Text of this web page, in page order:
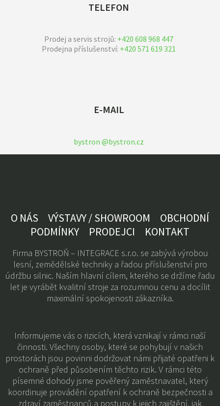
TELEFON
Prodej a servis strojů: +420 608 968 447
Prodejna příslušenství: +420 571 619 321
E-MAIL
bystron @bystron.cz
O NÁS VÝSTAVY / SHOWROOM
OBCHODNÍ
PODMÍNKY
PRODEJCI KONTAKT
Firma BYSTROŇ – INTEGRACE s.r.o. se zabývá výrobou
lesní, zemědělské techniky a řadou příslušenství pro
údržbu silnic. Naším hlavní cílem, kterého se držíme řadu
let je vyrábět kvalitní stroje za rozumnou cenu a docílit
maximální spokojenosti zákazníka.
Informujeme vás o rizicích, která vznikají v rámci naší
činnosti. Všechny osoby, které se pohybují v našich
prostorách jsou povinni dodržovat námi přijaté opatřeni k
ochraně před působením těchto rizik. V rámci této
písemné dohody jsme pověřený zaměstnavatel, který
koordinuje provádění opatření k ochraně bezpečnosti a
zdraví zaměstnanců a postupy k jejich zajištění, jak